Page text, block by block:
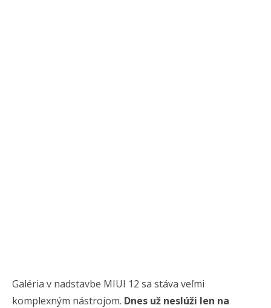
Galéria v nadstavbe MIUI 12 sa stáva veľmi
komplexným nástrojom. Dnes už neslúži len na